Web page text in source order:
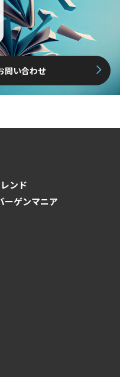
問い合わせ
ンド
ーゲンマニア